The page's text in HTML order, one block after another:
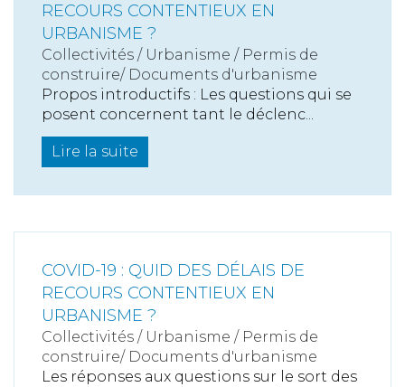
RECOURS CONTENTIEUX EN
URBANISME ?
Collectivités / Urbanisme / Permis de
construire/ Documents d'urbanisme
Propos introductifs : Les questions qui se
posent concernent tant le déclenc...
Lire la suite
COVID-19 : QUID DES DÉLAIS DE
RECOURS CONTENTIEUX EN
URBANISME ?
Collectivités / Urbanisme / Permis de
construire/ Documents d'urbanisme
Les réponses aux questions sur le sort des